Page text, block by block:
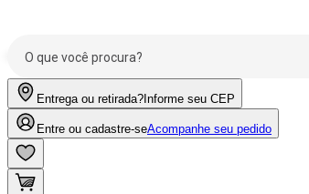
Entrega ou retirada? Informe seu CEP
Entre ou cadastre-seAcompanhe seu pedido